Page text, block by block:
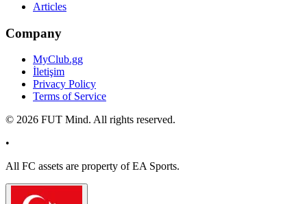
Articles
Company
MyClub.gg
İletişim
Privacy Policy
Terms of Service
© 2026 FUT Mind. All rights reserved.
•
All FC assets are property of EA Sports.